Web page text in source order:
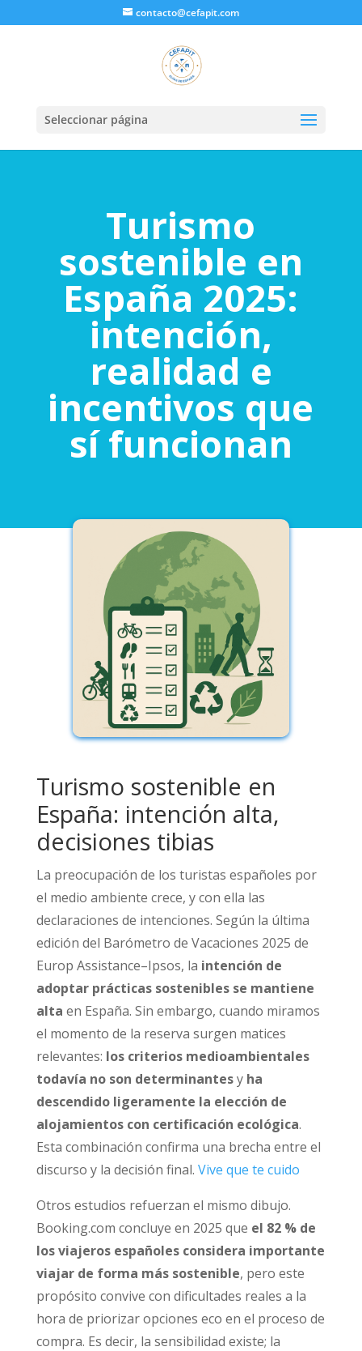
contacto@cefapit.com
Seleccionar página
Turismo
sostenible en
España 2025:
intención,
realidad e
incentivos que
sí funcionan
Turismo sostenible en
España: intención alta,
decisiones tibias
La preocupación de los turistas españoles por
el medio ambiente crece, y con ella las
declaraciones de intenciones. Según la última
edición del Barómetro de Vacaciones 2025 de
Europ Assistance–Ipsos, la intención de
adoptar prácticas sostenibles se mantiene
alta en España. Sin embargo, cuando miramos
el momento de la reserva surgen matices
relevantes: los criterios medioambientales
todavía no son determinantesy ha
descendido ligeramente la elección de
alojamientos con certificación ecológica.
Esta combinación confirma una brecha entre el
discurso y la decisión final. Vive que te cuido
Otros estudios refuerzan el mismo dibujo.
Booking.com concluye en 2025 que el 82 % de
los viajeros españoles considera importante
viajar de forma más sostenible, pero este
propósito convive con dificultades reales a la
hora de priorizar opciones eco en el proceso de
compra. Es decir, la sensibilidad existe; la